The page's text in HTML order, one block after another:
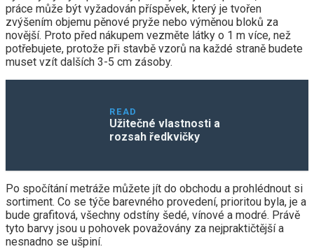
práce může být vyžadován příspěvek, který je tvořen
zvýšením objemu pěnové pryže nebo výměnou bloků za
novější. Proto před nákupem vezměte látky o 1 m více, než
potřebujete, protože při stavbě vzorů na každé straně budete
muset vzít dalších 3-5 cm zásoby.
READ
Užitečné vlastnosti a
rozsah ředkvičky
Po spočítání metráže můžete jít do obchodu a prohlédnout si
sortiment. Co se týče barevného provedení, prioritou byla, je a
bude grafitová, všechny odstíny šedé, vínové a modré. Právě
tyto barvy jsou u pohovek považovány za nejpraktičtější a
nesnadno se ušpiní.